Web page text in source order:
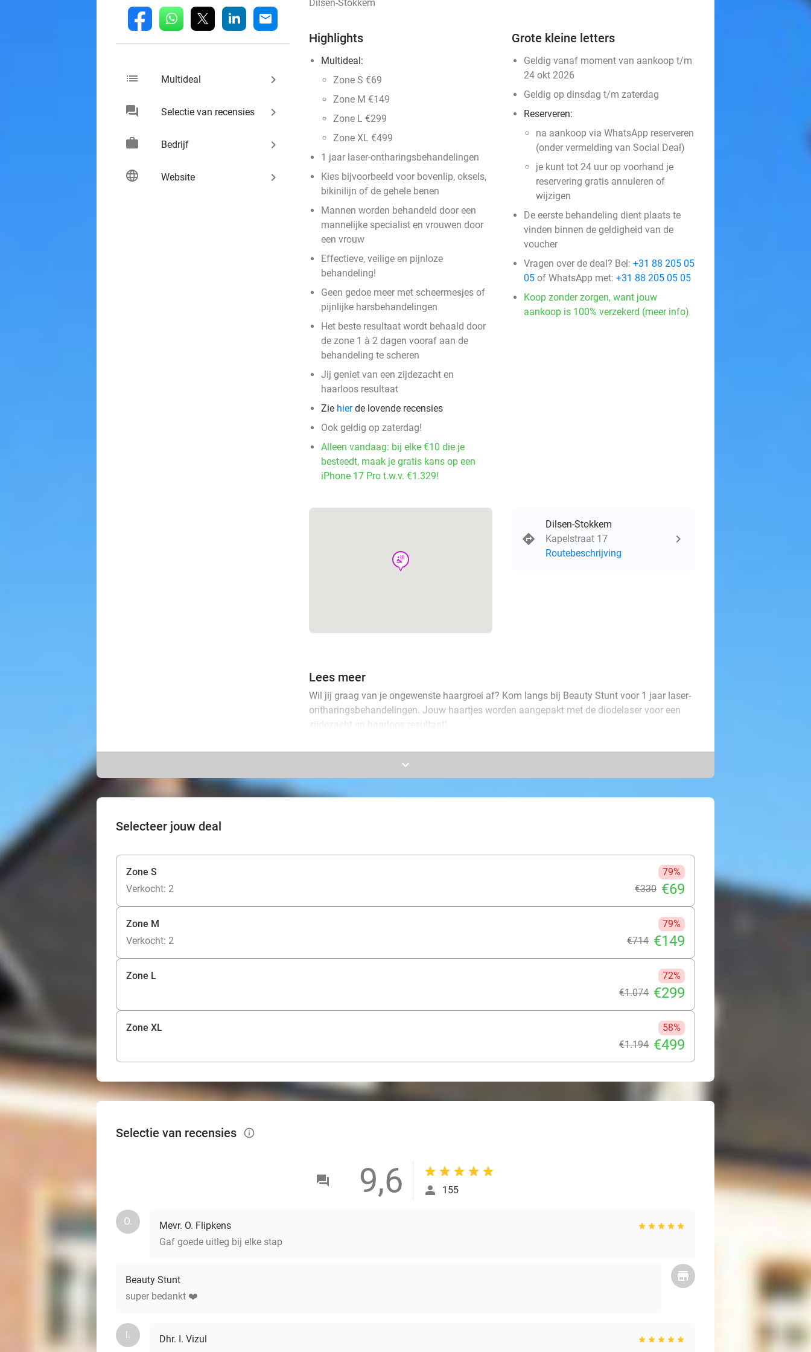
fb whatsapp linkedin mail
list Multideal keyboard_arrow_right
chat Selectie van recensies keyboard_arrow_right
work Bedrijf keyboard_arrow_right
language Website keyboard_arrow_right
Dilsen-Stokkem
Highlights
Multideal:
Zone S €69
Zone M €149
Zone L €299
Zone XL €499
1 jaar laser-ontharingsbehandelingen
Kies bijvoorbeeld voor bovenlip, oksels,
bikinilijn of de gehele benen
Mannen worden behandeld door een
mannelijke specialist en vrouwen door
een vrouw
Effectieve, veilige en pijnloze
behandeling!
Geen gedoe meer met scheermesjes of
pijnlijke harsbehandelingen
Het beste resultaat wordt behaald door
de zone 1 à 2 dagen vooraf aan de
behandeling te scheren
Jij geniet van een zijdezacht en
haarloos resultaat
Zie hierde lovende recensies
Ook geldig op zaterdag!
Alleen vandaag: bij elke €10 die je
besteedt, maak je gratis kans op een
iPhone 17 Pro t.w.v. €1.329!
Grote kleine letters
Geldig vanaf moment van aankoop t/m
24 okt 2026
Geldig op dinsdag t/m zaterdag
Reserveren:
na aankoop via WhatsApp reserveren
(onder vermelding van Social Deal)
je kunt tot 24 uur op voorhand je
reservering gratis annuleren of
wijzigen
De eerste behandeling dient plaats te
vinden binnen de geldigheid van de
voucher
Vragen over de deal? Bel: +31 88 205 05
05 of WhatsApp met: +31 88 205 05 05
Koop zonder zorgen, want jouw
aankoop is 100% verzekerd (meer info)
wellness
Dilsen-Stokkem
Kapelstraat 17
Routebeschrijving
Lees meer
Wil jij graag van je ongewenste haargroei af? Kom langs bij Beauty Stunt voor 1 jaar laser-
ontharingsbehandelingen. Jouw haartjes worden aangepakt met de diodelaser voor een
zijdezacht en haarloos resultaat!
Laser-ontharingsbehandelingen
Oksels
Zone L (kies er 1)
Buik
Zone XL (kies er 1)
Borst en buik
Rug, schouders en nek
keyboard_arrow_down
Selecteer jouw deal
Zone S
79%
Verkocht: 2
€330 €69
Zone M
79%
Verkocht: 2
€714 €149
Zone L
72%
€1.074 €299
Zone XL
58%
€1.194 €499
Selectie van recensies info_outlined
9,6 155
O.
Mevr. O. Flipkens
Gaf goede uitleg bij elke stap
Beauty Stunt
super bedankt ❤️
I. Dhr. I. Vizul